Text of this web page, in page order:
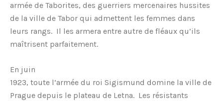
armée de Taborites, des guerriers mercenaires hussites
de la ville de Tabor qui admettent les femmes dans
leurs rangs. Il les armera entre autre de fléaux qu’ils
maîtrisent parfaitement.
En juin
1923, toute l’armée du roi Sigismund domine la ville de
Prague depuis le plateau de Letna. Les résistants